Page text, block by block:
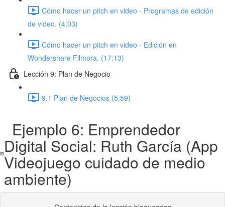
Cómo hacer un pitch en video - Programas de edición
de video. (4:03)
Cómo hacer un pitch en video - Edición en
Wondershare Filmora. (17:13)
Lección 9: Plan de Negocio
9.1 Plan de Negocios (5:59)
Ejemplo 6: Emprendedor
Digital Social: Ruth García (App
Videojuego cuidado de medio
ambiente)